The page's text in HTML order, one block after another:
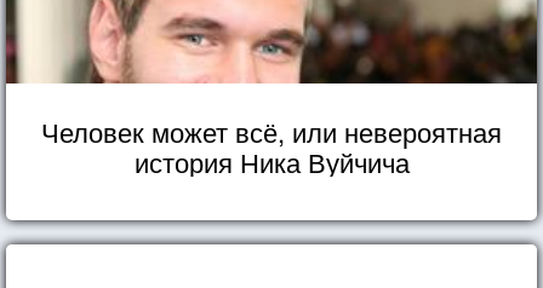
Человек может всё, или невероятная
история Ника Вуйчича